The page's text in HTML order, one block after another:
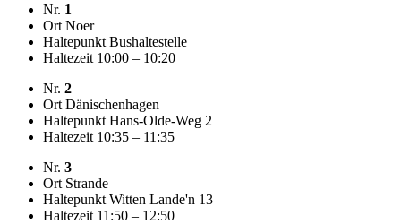
Nr. 1
Ort Noer
Haltepunkt Bushaltestelle
Haltezeit 10:00 – 10:20
Nr. 2
Ort Dänischenhagen
Haltepunkt Hans-Olde-Weg 2
Haltezeit 10:35 – 11:35
Nr. 3
Ort Strande
Haltepunkt Witten Lande'n 13
Haltezeit 11:50 – 12:50